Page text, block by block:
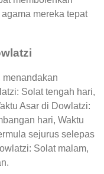
mereka tepat
menandakan
Solat tengah hari,
Asar di Dowlatzi:
hari, Waktu
sejurus selepas
Solat malam,